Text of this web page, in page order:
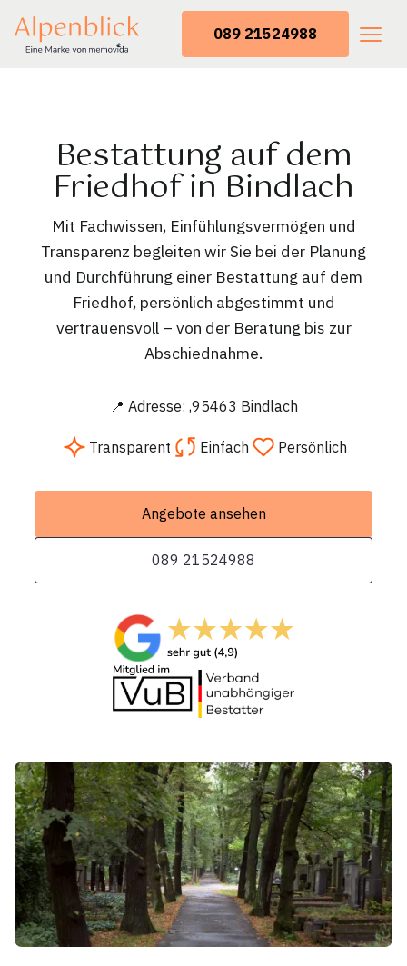
089 21524988
Bestattung auf dem
Friedhof in Bindlach
Mit Fachwissen, Einfühlungsvermögen und
Transparenz begleiten wir Sie bei der Planung
und Durchführung einer Bestattung auf dem
Friedhof, persönlich abgestimmt und
vertrauensvoll – von der Beratung bis zur
Abschiednahme.
📍 Adresse: ,95463 Bindlach
Transparent Einfach Persönlich
Angebote ansehen
089 21524988